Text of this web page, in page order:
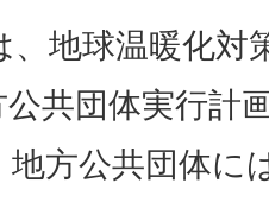
、地球温暖化対
共団体実行計
方公共団体に